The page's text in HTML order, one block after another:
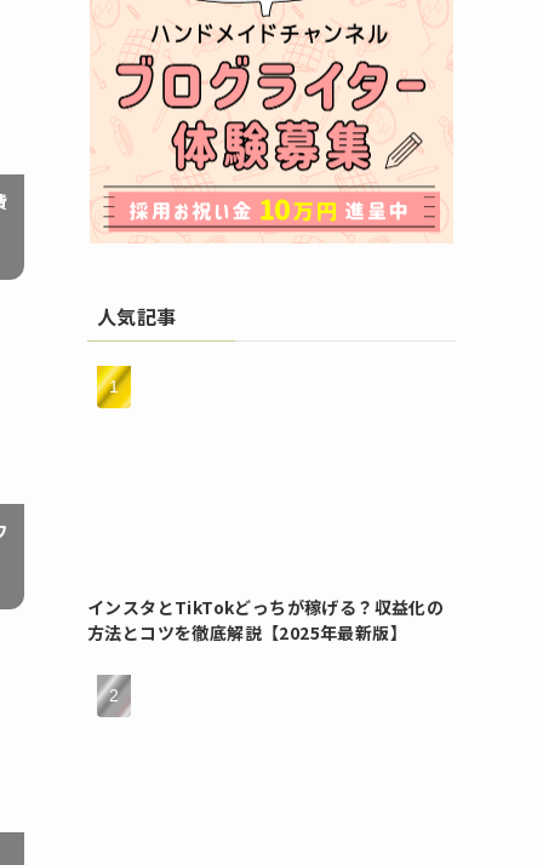
人気記事
インスタとTikTokどっちが稼げる？収益化の
方法とコツを徹底解説【2025年最新版】